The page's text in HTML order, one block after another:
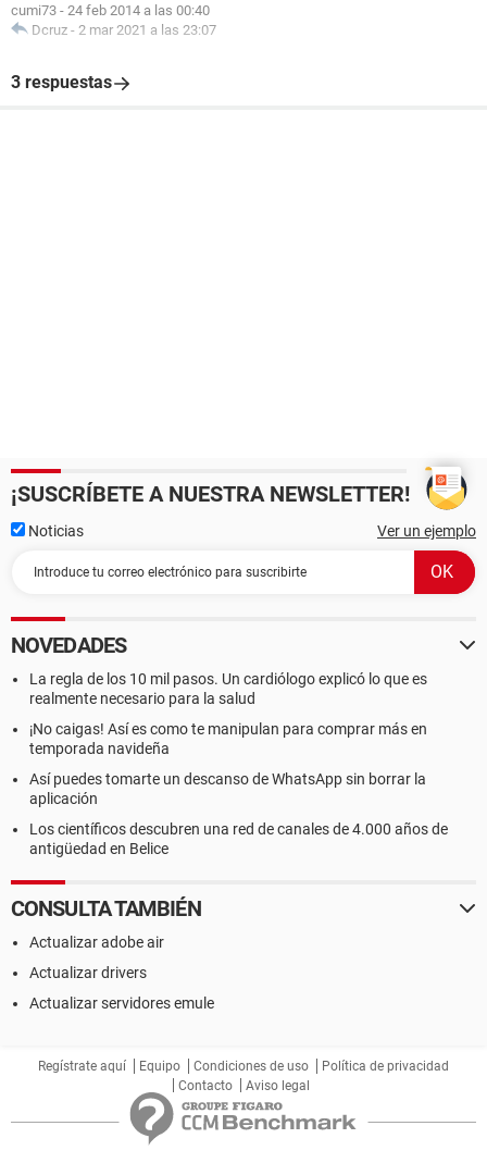
cumi73 - 24 feb 2014 a las 00:40
Dcruz - 2 mar 2021 a las 23:07
3 respuestas
¡SUSCRÍBETE A NUESTRA NEWSLETTER!
Noticias Ver un ejemplo
NOVEDADES
La regla de los 10 mil pasos. Un cardiólogo explicó lo que es
realmente necesario para la salud
¡No caigas! Así es como te manipulan para comprar más en
temporada navideña
Así puedes tomarte un descanso de WhatsApp sin borrar la
aplicación
Los científicos descubren una red de canales de 4.000 años de
antigüedad en Belice
CONSULTA TAMBIÉN
Actualizar adobe air
Actualizar drivers
Actualizar servidores emule
Regístrate aquí Equipo Condiciones de uso
Política de privacidad
Contacto
Aviso legal